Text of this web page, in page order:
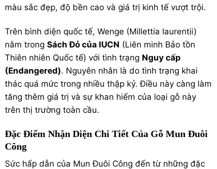
màu sắc đẹp, độ bền cao và giá trị kinh tế vượt trội.
Trên bình diện quốc tế, Wenge (Millettia laurentii)
nằm trong Sách Đỏ của IUCN (Liên minh Bảo tồn
Thiên nhiên Quốc tế) với tình trạng Nguy cấp
(Endangered). Nguyên nhân là do tình trạng khai
thác quá mức trong nhiều thập kỷ. Điều này càng làm
tăng thêm giá trị và sự khan hiếm của loại gỗ này
trên thị trường toàn cầu.
Đặc Điểm Nhận Diện Chi Tiết Của Gỗ Mun Đuôi
Công
Sức hấp dẫn của Mun Đuôi Công đến từ những đặc